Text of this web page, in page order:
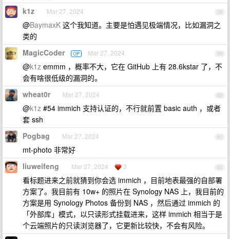
58
k1z Mar 27, 2024
@BaymaxK 这个我知道。主要是怕遇见极端情况，比如漏洞之
类的
59
MagicCoder OP Mar 27, 2024
@k1z emmm ，概率不大，它在 GitHub 上有 28.6kstar 了，不
会有啥很低级的漏洞的。
60
wheat0r Mar 27, 2024
@k1z #54 immich 支持认证的，不行就前置 basic auth ，或者
套 ssh
61
Pogbag Mar 27, 2024
mt-photo 非常好
62
liuweifeng Mar 27, 2024 3
看标题进来之前就猜到你会选 immich ，目前地表最强的自部署
方案了。我目前有 10w+ 的照片在 Synology NAS 上，我目前的
方案是用 Synology Photos 备份到 NAS ，然后通过 immich 的
「外部库」模式，以只读形式挂载进来，这样 immich 相当于是
个云端照片的只读浏览器了，它更新比较快，不会有风险。